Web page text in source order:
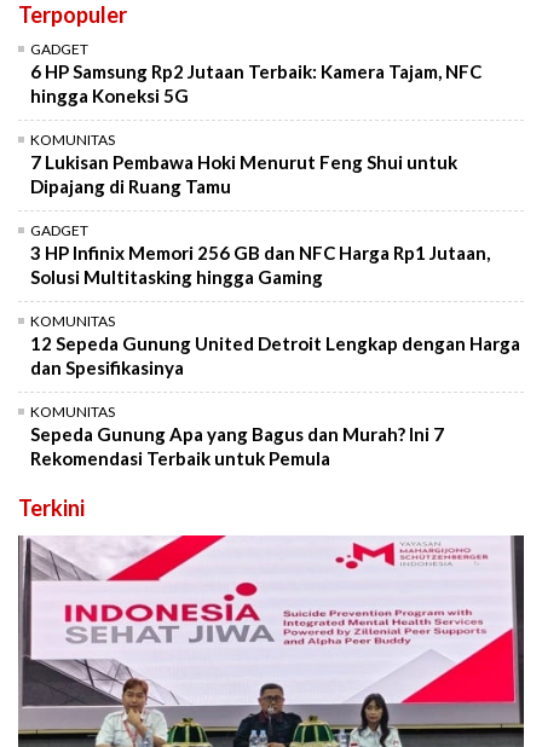
Terpopuler
GADGET
6 HP Samsung Rp2 Jutaan Terbaik: Kamera Tajam, NFC
hingga Koneksi 5G
KOMUNITAS
7 Lukisan Pembawa Hoki Menurut Feng Shui untuk
Dipajang di Ruang Tamu
GADGET
3 HP Infinix Memori 256 GB dan NFC Harga Rp1 Jutaan,
Solusi Multitasking hingga Gaming
KOMUNITAS
12 Sepeda Gunung United Detroit Lengkap dengan Harga
dan Spesifikasinya
KOMUNITAS
Sepeda Gunung Apa yang Bagus dan Murah? Ini 7
Rekomendasi Terbaik untuk Pemula
Terkini